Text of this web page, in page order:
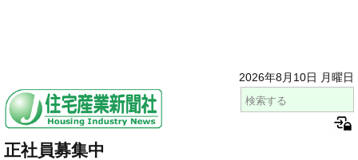
2026年8月10日 月曜日
正社員募集中